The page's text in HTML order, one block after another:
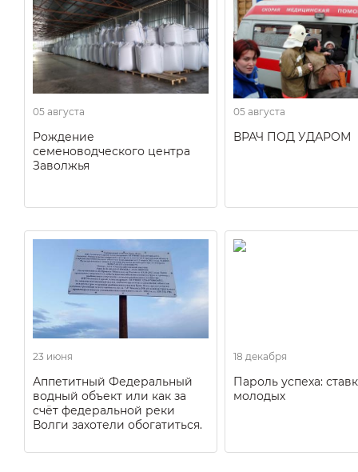
05 августа
Рождение
семеноводческого центра
Заволжья
05 августа
ВРАЧ ПОД УДАРОМ
23 июня
Аппетитный Федеральный
водный объект или как за
счёт федеральной реки
Волги захотели обогатиться.
18 декабря
Пароль успеха:
молодых